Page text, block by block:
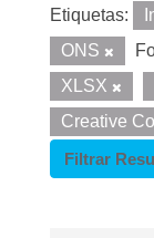
Etiquetas:
ONS
XLSX
Creative
Filtrar